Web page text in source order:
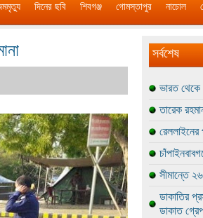
দিনের ছবি শিবগঞ্জ গোমস্তাপুর নাচোল
সর্বশেষ
ভারত থেকে
তারেক
সীমান্তে ২৬
ডাকাতির
ডাকাত